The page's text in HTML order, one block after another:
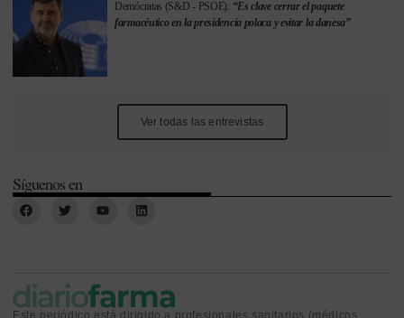
Demócratas (S&D - PSOE): “Es clave cerrar el paquete
farmacéutico en la presidencia polaca y evitar la danesa”
Ver todas las entrevistas
Síguenos en